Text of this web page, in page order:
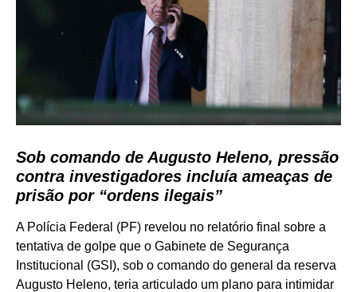
Sob comando de Augusto Heleno, pressão
contra investigadores incluía ameaças de
prisão por “ordens ilegais”
A Polícia Federal (PF) revelou no relatório final sobre a
tentativa de golpe que o Gabinete de Segurança
Institucional (GSI), sob o comando do general da reserva
Augusto Heleno, teria articulado um plano para intimidar